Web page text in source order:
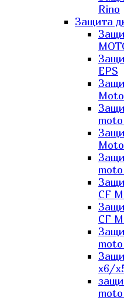
Rino
Защита
EPS
moto
CF
CF
x6/